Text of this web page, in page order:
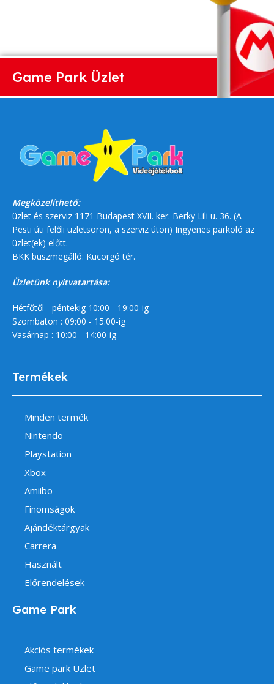
Game Park Üzlet
Megközelíthető:
üzlet és szerviz 1171 Budapest XVII. ker. Berky Lili u. 36. (A
Pesti úti felőli üzletsoron, a szerviz úton) Ingyenes parkoló az
üzlet(ek) előtt.
BKK buszmegálló: Kucorgó tér.
Üzletünk nyitvatartása:
Hétfőtől - péntekig 10:00 - 19:00-ig
Szombaton : 09:00 - 15:00-ig
Vasárnap : 10:00 - 14:00-ig
Termékek
Minden termék
Nintendo
Playstation
Xbox
Amiibo
Finomságok
Ajándéktárgyak
Carrera
Használt
Előrendelések
Game Park
Akciós termékek
Game park Üzlet